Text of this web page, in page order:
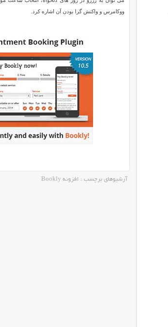
ووکامرس و واکنش گرا بودن آن اشاره کرد.
آرشیوهای برچسب : افزونه Bookly